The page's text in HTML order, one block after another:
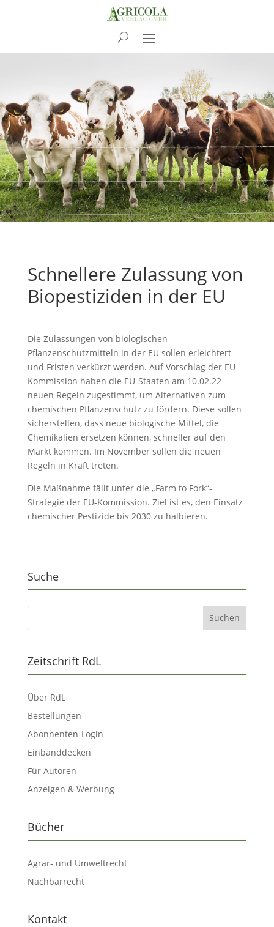
News
Schnellere Zulassung von
Biopestiziden in der EU
Die Zulassungen von biologischen
Pflanzenschutzmitteln in der EU sollen erleichtert
und Fristen verkürzt werden. Auf Vorschlag der EU-
Kommission haben die EU-Staaten am 10.02.22
neuen Regeln zugestimmt, um Alternativen zum
chemischen Pflanzenschutz zu fördern. Diese sollen
sicherstellen, dass neue biologische Mittel, die
Chemikalien ersetzen können, schneller auf den
Markt kommen. Im November sollen die neuen
Regeln in Kraft treten.
Die Maßnahme fällt unter die „Farm to Fork“-
Strategie der EU-Kommission. Ziel ist es, den Einsatz
chemischer Pestizide bis 2030 zu halbieren.
Suche
Zeitschrift RdL
Über RdL
Bestellungen
Abonnenten-Login
Einbanddecken
Für Autoren
Anzeigen & Werbung
Bücher
Agrar- und Umweltrecht
Nachbarrecht
Kontakt